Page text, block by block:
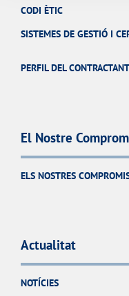
CODI ÈTIC
SISTEMES DE GESTIÓ I
PERFIL DEL CONTRACTANT
El Nostre
ELS NOSTRES
Actualitat
NOTÍCIES